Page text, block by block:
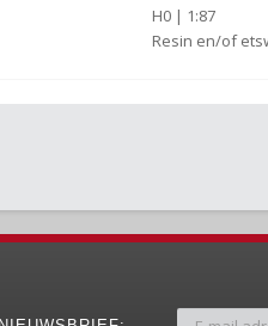
H0 | 1:87
Resin en/of